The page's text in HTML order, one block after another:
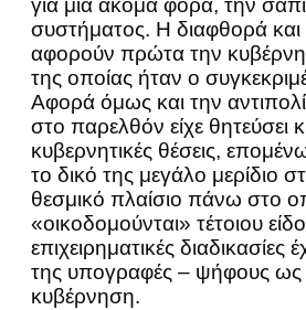
για μια ακόμα φορά, την
συστήματος. Η διαφθορά
αφορούν πρώτα την
της οποίας ήταν ο
Αφορά όμως και την
στο παρελθόν είχε θητεύσει
κυβερνητικές θέσεις,
το δικό της μεγάλο μερίδιο
θεσμικό πλαίσιο πάνω στο
«οικοδομούνται» τέτοιου
επιχειρηματικές διαδικασίες
της υπογραφές – ψήφους
κυβέρνηση.